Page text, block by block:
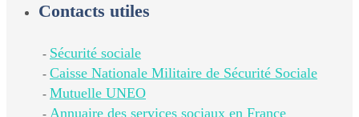
Contacts utiles
- Sécurité sociale
- Caisse Nationale Militaire de Sécurité Sociale
- Mutuelle UNEO
- Annuaire des services sociaux en France